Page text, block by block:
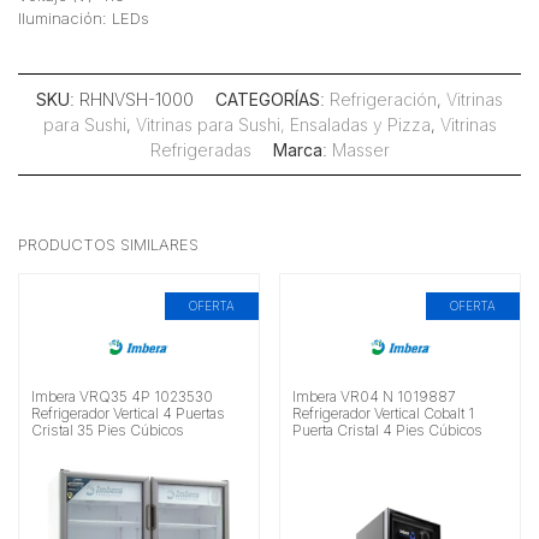
Iluminación: LEDs
SKU: RHNVSH-1000 CATEGORÍAS: Refrigeración, Vitrinas
para Sushi, Vitrinas para Sushi, Ensaladas y Pizza, Vitrinas
Refrigeradas
Marca: Masser
PRODUCTOS SIMILARES
OFERTA
Imbera VRQ35 4P 1023530
Refrigerador Vertical 4 Puertas
Cristal 35 Pies Cúbicos
OFERTA
Imbera VR04 N 1019887
Refrigerador Vertical Cobalt 1
Puerta Cristal 4 Pies Cúbicos